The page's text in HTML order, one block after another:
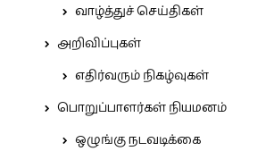
வாழ்த்துச் செய்திகள்
அறிவிப்புகள்
எதிர்வரும் நிகழ்வுகள்
பொறுப்பாளர்கள் நியமனம்
ஒழுங்கு நடவடிக்கை